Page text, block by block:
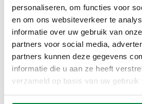
personaliseren, om functies voor
en om ons websiteverkeer te
informatie over uw gebruik van
partners voor social media,
partners kunnen deze gegevens
informatie die u aan ze heeft
verzameld op basis van uw gebruik
TEKENINGEN EN
Artikelnummer
1 1/4"